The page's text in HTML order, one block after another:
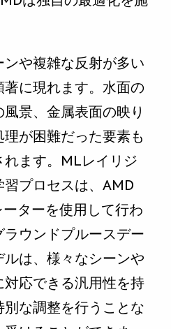
や複雑な反射が多い
に現れます。水面の
景、金属表面の映り
が困難だった要素も
ます。MLレイリジ
プロセスは、AMD
ターを使用して行わ
ウンドプルースデー
は、様々なシーンや
応できる汎用性を持
な調整を行うことな